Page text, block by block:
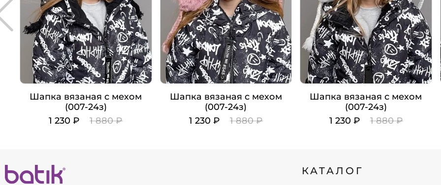
Шапка вязаная с мехом
(007-24з)
1 230 ₽
1 880 ₽
Шапка вязаная с мехом
(007-24з)
1 230 ₽
1 880 ₽
Шапка вязаная с мехом
(007-24з)
1 230 ₽
1 880 ₽
52-56
КАТАЛОГ